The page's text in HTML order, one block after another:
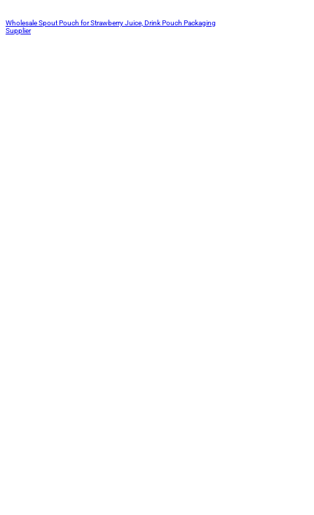
Wholesale Spout Pouch for Strawberry Juice, Drink Pouch Packaging
Supplier